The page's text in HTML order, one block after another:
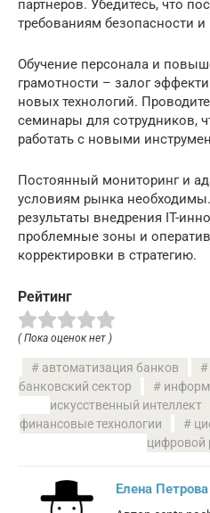
партнеров. Убедитесь, что
требованиям безопасности
Обучение персонала и
грамотности – залог
новых технологий.
семинары для сотрудников,
работать с новыми
Постоянный мониторинг и
условиям рынка необходимы.
результаты внедрения IT-
проблемные зоны и
корректировки в стратегию.
Рейтинг
( Пока оценок нет )
автоматизация банков
банковский сектор
искусственный интеллект
финансовые технологии
цифровой
Елена Петрова